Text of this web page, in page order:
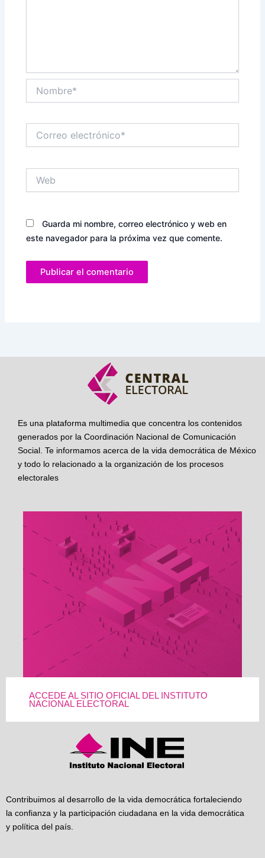
electrónico*
Guarda mi nombre, correo electrónico y web en
este navegador para la próxima vez que comente.
Es una plataforma multimedia que concentra los contenidos
generados por la Coordinación Nacional de Comunicación
Social. Te informamos acerca de la vida democrática de México
y todo lo relacionado a la organización de los procesos
electorales
ACCEDE AL SITIO OFICIAL DEL INSTITUTO
NACIONAL ELECTORAL
Contribuimos al desarrollo de la vida democrática fortaleciendo
la confianza y la participación ciudadana en la vida democrática
y política del país.